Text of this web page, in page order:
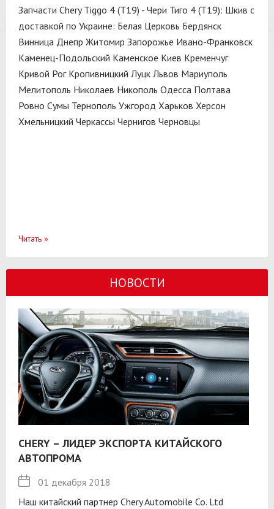
Запчасти Chery Tiggo 4 (T19) - Чери Тиго 4 (T19): Шкив с
доставкой по Украине: Белая Церковь Бердянск
Винница Днепр Житомир Запорожье Ивано-Франковск
Каменец-Подольский Каменское Киев Кременчуг
Кривой Рог Кропивницкий Луцк Львов Мариуполь
Мелитополь Николаев Никополь Одесса Полтава
Ровно Сумы Тернополь Ужгород Харьков Херсон
Хмельницкий Черкассы Чернигов Черновцы
Читать »
НОВОСТИ
CHERY – ЛИДЕР ЭКСПОРТА КИТАЙСКОГО
АВТОПРОМА
01 декабря 2018
Наш китайский партнер Chery Automobile Co. Ltd